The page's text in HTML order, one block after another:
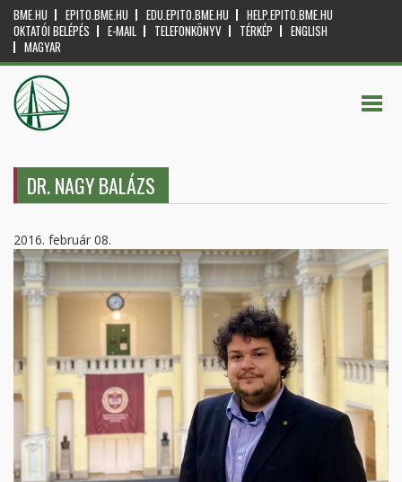
BME.HU EPITO.BME.HU EDU.EPITO.BME.HU
HELP.EPITO.BME.HU
OKTATÓI BELÉPÉS
E-MAIL TELEFONKÖNYV TÉRKÉP
ENGLISH
MAGYAR
DR. NAGY BALÁZS
2016. február 08.